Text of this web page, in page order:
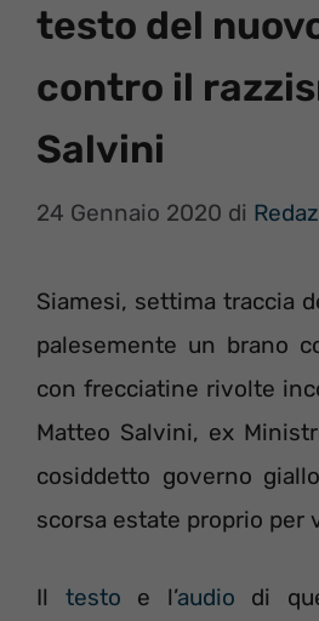
testo del
contro il
Salvini
24 Gennaio 2020 di
Siamesi, settima traccia
palesemente un brano
con frecciatine rivolte
Matteo Salvini, ex
cosiddetto governo
scorsa estate proprio per
Il testo e l’audio di